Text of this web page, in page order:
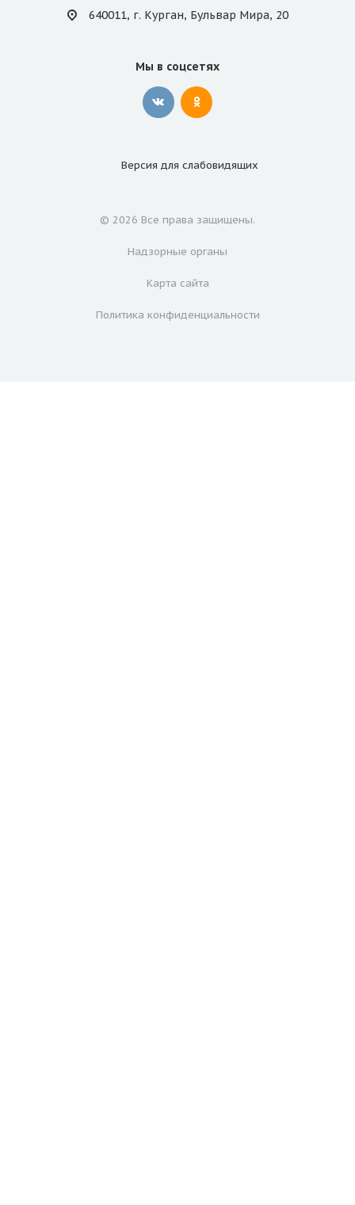
640011, г. Курган, Бульвар Мира, 20
Мы в соцсетях
Версия для слабовидящих
© 2026 Все права защищены.
Надзорные органы
Карта сайта
Политика конфиденциальности